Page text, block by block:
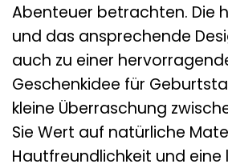
Abenteuer betrachten. Die
und das ansprechende
auch zu einer
Geschenkidee für
kleine Überraschung
Sie Wert auf natürliche
Hautfreundlichkeit und eine